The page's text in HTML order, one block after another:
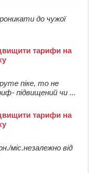
до чужої
тарифи на
піке, то не
підвищений чи ...
тарифи на
міс.незалежно від